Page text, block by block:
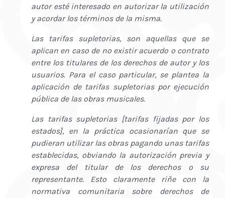
autor esté interesado en autorizar la utilización
y acordar los términos de la misma.
Las tarifas supletorias, son aquellas que se
aplican en caso de no existir acuerdo o contrato
entre los titulares de los derechos de autor y los
usuarios. Para el caso particular, se plantea la
aplicación de tarifas supletorias por ejecución
pública de las obras musicales.
Las tarifas supletorias [tarifas fijadas por los
estados], en la práctica ocasionarían que se
pudieran utilizar las obras pagando unas tarifas
establecidas, obviando la autorización previa y
expresa del titular de los derechos o su
representante. Esto claramente riñe con la
normativa comunitaria sobre derechos de